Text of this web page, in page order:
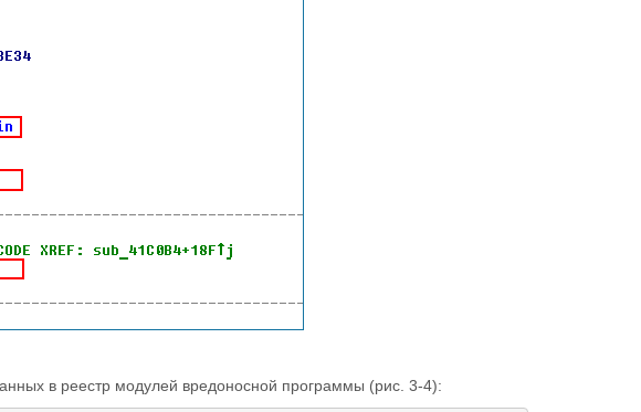
в реестр модулей вредоносной программы (рис. 3-4):